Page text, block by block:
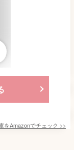
をAmazonでチェック >>